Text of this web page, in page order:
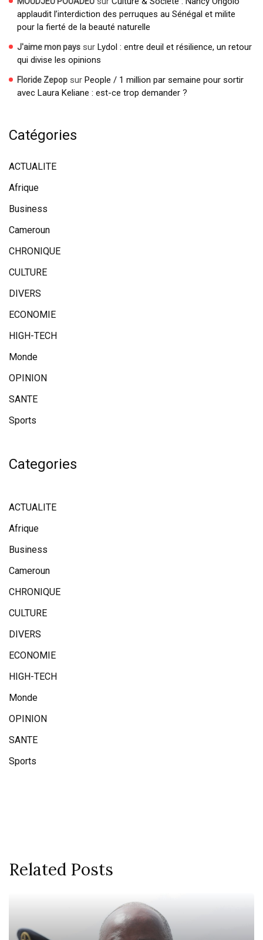
applaudit l’interdiction des perruques au Sénégal et milite
pour la fierté de la beauté naturelle
J'aime mon pays sur Lydol : entre deuil et résilience, un retour
qui divise les opinions
Floride Zepop sur People / 1 million par semaine pour sortir
avec Laura Keliane : est-ce trop demander ?
Catégories
ACTUALITE
Afrique
Business
Cameroun
CHRONIQUE
CULTURE
DIVERS
ECONOMIE
HIGH-TECH
Monde
OPINION
SANTE
Sports
Categories
ACTUALITE
Afrique
Business
Cameroun
CHRONIQUE
CULTURE
DIVERS
ECONOMIE
HIGH-TECH
Monde
OPINION
SANTE
Sports
Related Posts